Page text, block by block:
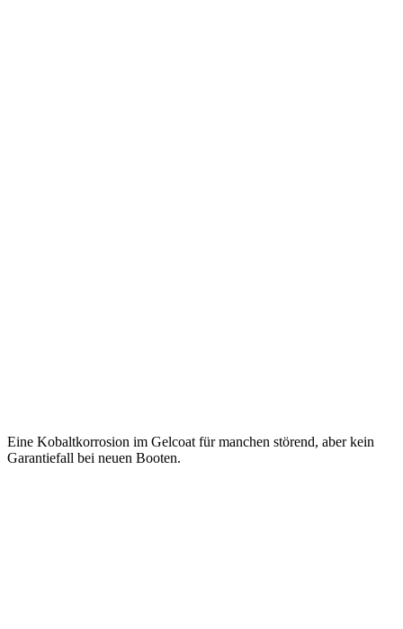
Eine Kobaltkorrosion im Gelcoat für manchen störend, aber kein
Garantiefall bei neuen Booten.